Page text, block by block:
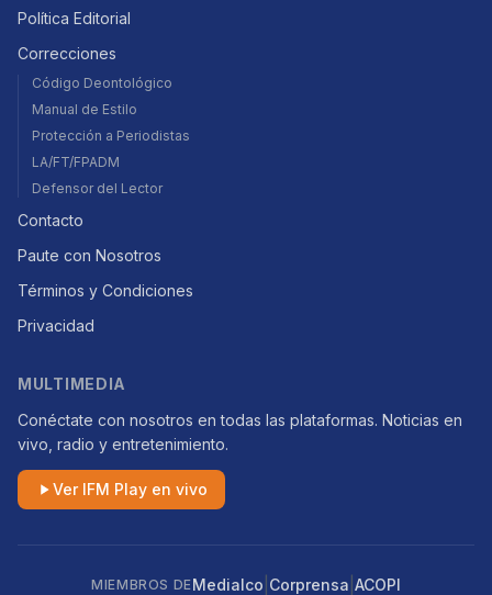
Política Editorial
Correcciones
Código Deontológico
Manual de Estilo
Protección a Periodistas
LA/FT/FPADM
Defensor del Lector
Contacto
Paute con Nosotros
Términos y Condiciones
Privacidad
MULTIMEDIA
Conéctate con nosotros en todas las plataformas. Noticias en
vivo, radio y entretenimiento.
Ver IFM Play en vivo
MIEMBROS DEMedialco Corprensa ACOPI